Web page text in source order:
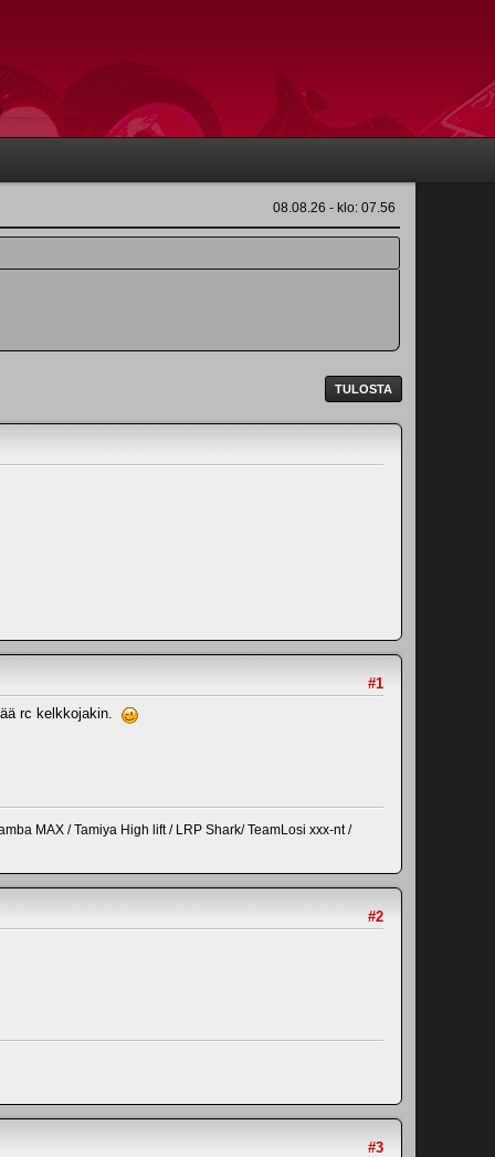
08.08.26 - klo: 07.56
TULOSTA
#1
rc kelkkojakin.
MAX / Tamiya High lift / LRP Shark/ TeamLosi xxx-nt /
#2
#3